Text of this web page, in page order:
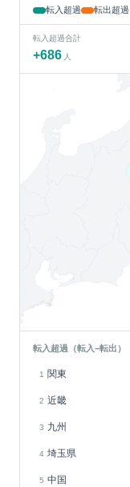
転入超過
転出超過
転入超過合計
+686 人
転入超過（転入−転出）
1 関東
2 近畿
3 九州
4 埼玉県
5 中国